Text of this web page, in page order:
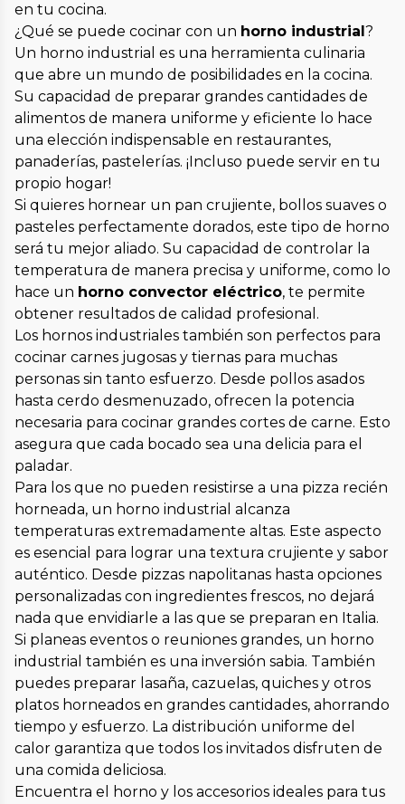
en tu cocina.
¿Qué se puede cocinar con un horno industrial ?
Un horno industrial es una herramienta culinaria
que abre un mundo de posibilidades en la cocina.
Su capacidad de preparar grandes cantidades de
alimentos de manera uniforme y eficiente lo hace
una elección indispensable en restaurantes,
panaderías, pastelerías. ¡Incluso puede servir en tu
propio hogar!
Si quieres hornear un pan crujiente, bollos suaves o
pasteles perfectamente dorados, este tipo de horno
será tu mejor aliado. Su capacidad de controlar la
temperatura de manera precisa y uniforme, como lo
hace un horno convector eléctrico, te permite
obtener resultados de calidad profesional.
Los hornos industriales también son perfectos para
cocinar carnes jugosas y tiernas para muchas
personas sin tanto esfuerzo. Desde pollos asados
hasta cerdo desmenuzado, ofrecen la potencia
necesaria para cocinar grandes cortes de carne. Esto
asegura que cada bocado sea una delicia para el
paladar.
Para los que no pueden resistirse a una pizza recién
horneada, un horno industrial alcanza
temperaturas extremadamente altas. Este aspecto
es esencial para lograr una textura crujiente y sabor
auténtico. Desde pizzas napolitanas hasta opciones
personalizadas con ingredientes frescos, no dejará
nada que envidiarle a las que se preparan en Italia.
Si planeas eventos o reuniones grandes, un horno
industrial también es una inversión sabia. También
puedes preparar lasaña, cazuelas, quiches y otros
platos horneados en grandes cantidades, ahorrando
tiempo y esfuerzo. La distribución uniforme del
calor garantiza que todos los invitados disfruten de
una comida deliciosa.
Encuentra el horno y los accesorios ideales para tus